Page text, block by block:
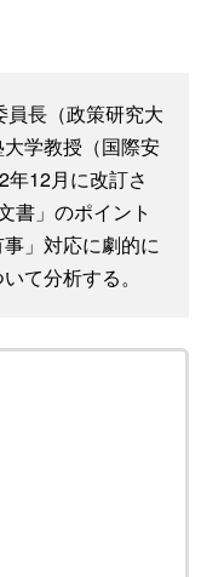
長（政策研究大
学教授（国際安
12月に改訂さ
書」のポイント
」対応に劇的に
て分析する。